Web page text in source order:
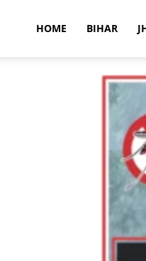
HOME BIHAR